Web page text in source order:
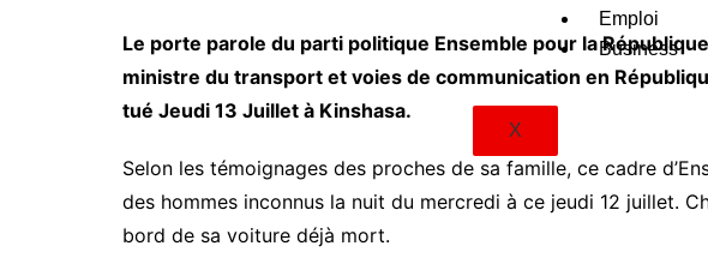
Emploi
Business
X
Le porte parole du parti politique Ensemble pour la
ministre du transport et voies de communication en
tué Jeudi 13 Juillet à Kinshasa.
Selon les témoignages des proches de sa famille, ce cadre
des hommes inconnus la nuit du mercredi à ce jeudi 12 juillet.
bord de sa voiture déjà mort.